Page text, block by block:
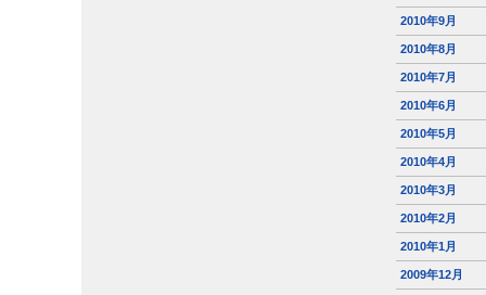
2010年9月
2010年8月
2010年7月
2010年6月
2010年5月
2010年4月
2010年3月
2010年2月
2010年1月
2009年12月